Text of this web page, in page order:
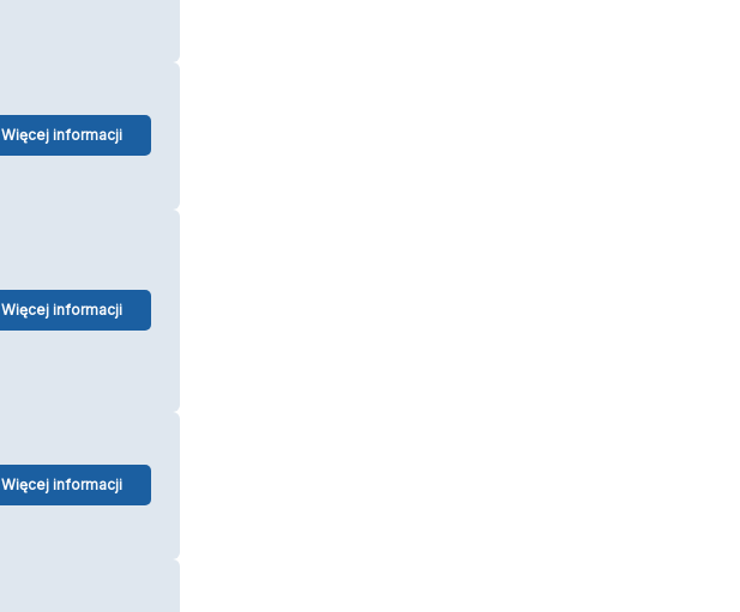
Więcej informacji
Więcej informacji
Więcej informacji